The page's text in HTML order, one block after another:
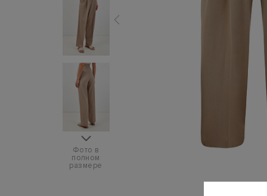
Фото в
полном
размере